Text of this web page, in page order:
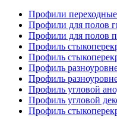
Профили переходные
Профили для полов
Профили для полов
Профиль
Профиль
Профиль
Профиль
Профиль угловой
Профиль угловой
Профиль